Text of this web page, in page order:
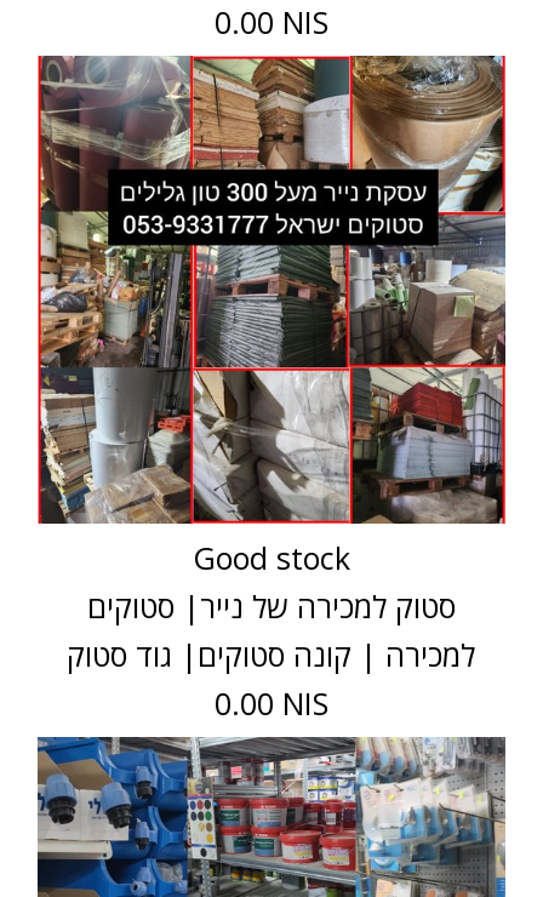
0.00 NIS
Good stock
סטוק למכירה של נייר| סטוקים
למכירה | קונה סטוקים| גוד סטוק
0.00 NIS